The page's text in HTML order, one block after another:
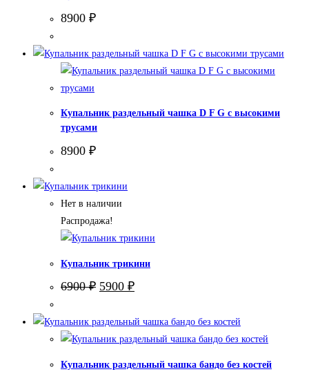
8900 ₽
Купальник раздельный чашка D F G с высокими
трусами
8900 ₽
Нет в наличии
Распродажа!
Купальник трикини
6900₽ Первоначальная
6900 ₽.
5900 ₽Текущая
Купальник раздельный чашка бандо без костей